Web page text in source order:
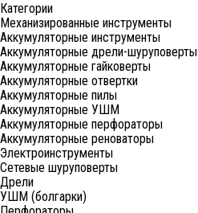
Категории
Механизированные инструменты
Аккумуляторные инструменты
Аккумуляторные дрели-шуруповерты
Аккумуляторные гайковерты
Аккумуляторные отвертки
Аккумуляторные пилы
Аккумуляторные УШМ
Аккумуляторные перфораторы
Аккумуляторные реноваторы
Электроинструменты
Сетевые шуруповерты
Дрели
УШМ (болгарки)